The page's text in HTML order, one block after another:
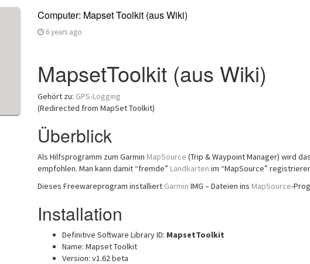
Computer: Mapset Toolkit (aus Wiki)
6 years ago
MapsetToolkit (aus Wiki)
Gehört zu: GPS-Logging
(Redirected from MapSet Toolkit)
Überblick
Als Hilfsprogramm zum Garmin MapSource (Trip & Waypoint Manager) wird das
empfohlen. Man kann damit “fremde” Landkarten im “MapSource”
Dieses Freewareprogram installiert Garmin IMG – Dateien ins MapSource-
Installation
Definitive Software Library ID: MapsetToolkit
Name: Mapset Toolkit
Version: v1.62 beta